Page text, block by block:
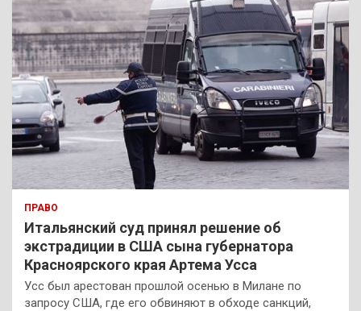
ПРАВО
Итальянский суд принял решение об
экстрадиции в США сына губернатора
Красноярского края Артема Усса
Усс был арестован прошлой осенью в Милане по
запросу США, где его обвиняют в обходе санкций,